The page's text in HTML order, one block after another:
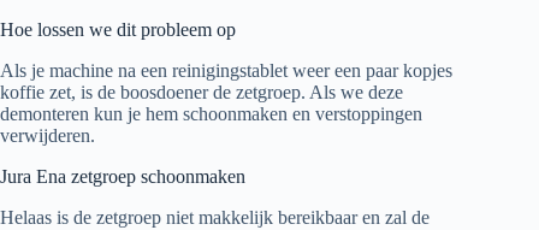
Hoe lossen we dit probleem op
Als je machine na een reinigingstablet weer een paar kopjes
koffie zet, is de boosdoener de zetgroep. Als we deze
demonteren kun je hem schoonmaken en verstoppingen
verwijderen.
Jura Ena zetgroep schoonmaken
Helaas is de zetgroep niet makkelijk bereikbaar en zal de